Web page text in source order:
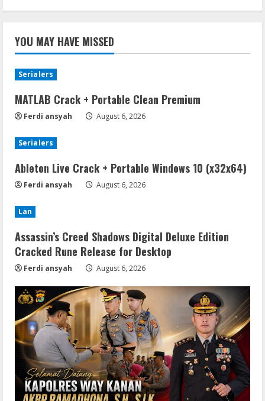
YOU MAY HAVE MISSED
Serialers
MATLAB Crack + Portable Clean Premium
Ferdi ansyah August 6, 2026
Serialers
Ableton Live Crack + Portable Windows 10 (x32x64)
Ferdi ansyah August 6, 2026
Lan
Assassin’s Creed Shadows Digital Deluxe Edition
Cracked Rune Release for Desktop
Ferdi ansyah August 6, 2026